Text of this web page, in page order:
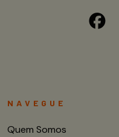
NAVEGUE
Quem Somos